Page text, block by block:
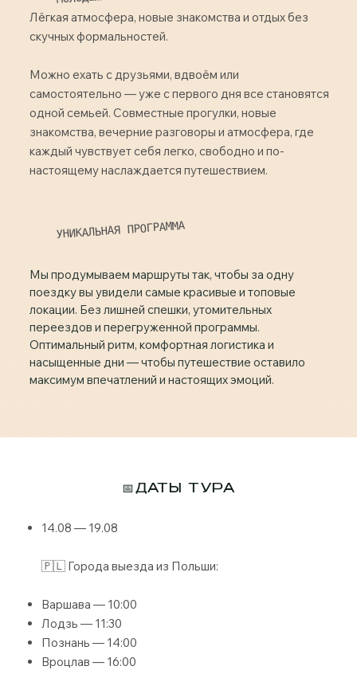
Лёгкая атмосфера, новые знакомства и отдых без
скучных формальностей.
Можно ехать с друзьями, вдвоём или
самостоятельно — уже с первого дня все становятся
одной семьей. Совместные прогулки, новые
знакомства, вечерние разговоры и атмосфера, где
каждый чувствует себя легко, свободно и по-
настоящему наслаждается путешествием.
УНИКАЛЬНАЯ ПРОГРАММА
Мы продумываем маршруты так, чтобы за одну
поездку вы увидели самые красивые и топовые
локации. Без лишней спешки, утомительных
переездов и перегруженной программы.
Оптимальный ритм, комфортная логистика и
насыщенные дни — чтобы путешествие оставило
максимум впечатлений и настоящих эмоций.
📅ДАТЫ ТУРА
14.08 — 19.08
🇵🇱 Города выезда из Польши:
Варшава — 10:00
Лодзь — 11:30
Познань — 14:00
Вроцлав — 16:00